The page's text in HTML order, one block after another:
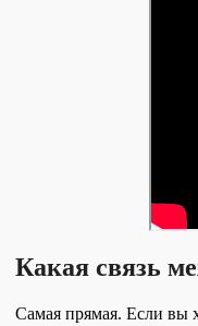
Какая связь
Самая прямая. Если вы